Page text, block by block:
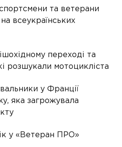
та ветерани
всеукраїнських
переході та
розшукали мотоцикліста
у Франції
яка загрожувала
у «Ветеран ПРО»